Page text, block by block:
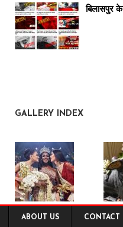
बिलासपुर
GALLERY INDEX
ABOUT US CONTACT